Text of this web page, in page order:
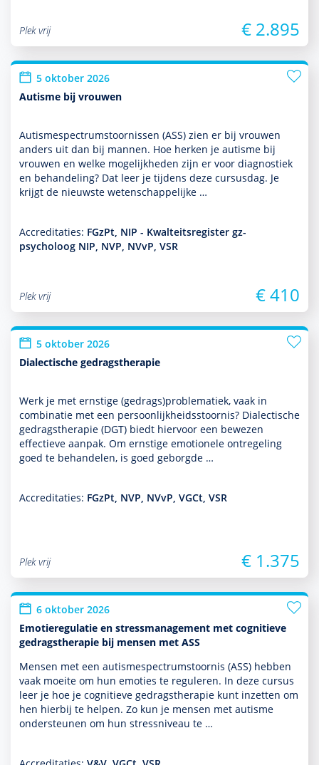
Plek vrij € 2.895
5 oktober 2026
Autisme bij vrouwen
Autismespectrumstoor­nissen (ASS) zien er bij vrouwen
anders uit dan bij mannen. Hoe herken je autisme bij
vrouwen en welke moge­lijk­heden zijn er voor diag­nos­tiek
en behan­del­ing? Dat leer je tijdens deze cursusdag. Je
krijgt de nieuwste weten­schappe­lijke …
Accreditaties: FGzPt, NIP - Kwalteitsregister gz-
psycholoog NIP, NVP, NVvP, VSR
Plek vrij € 410
5 oktober 2026
Dialectische gedragstherapie
Werk je met ernstige (gedrags)proble­ma­tiek, vaak in
combinatie met een per­soon­lijk­heids­stoor­nis? Dialectische
gedrags­thera­pie (DGT) biedt hiervoor een bewezen
effectieve aanpak. Om ernstige emotionele ontregeling
goed te behan­delen, is goed geborgde …
Accreditaties: FGzPt, NVP, NVvP, VGCt, VSR
Plek vrij € 1.375
6 oktober 2026
Emotieregulatie en stressmanagement met cognitieve
gedragstherapie bij mensen met ASS
Mensen met een autisme­spectrum­stoor­nis (ASS) hebben
vaak moeite om hun emoties te reguleren. In deze cursus
leer je hoe je cogni­tieve gedrags­thera­pie kunt inzetten om
hen hierbij te helpen. Zo kun je mensen met autisme
onder­steunen om hun stressniveau te …